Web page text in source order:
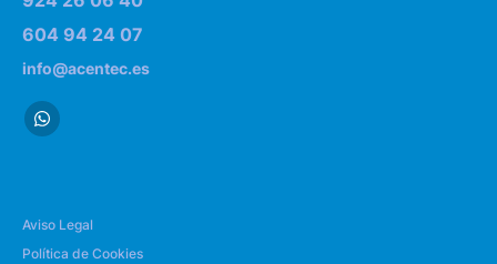
604 94 24 07
info@acentec.es
Aviso Legal
Política de Cookies